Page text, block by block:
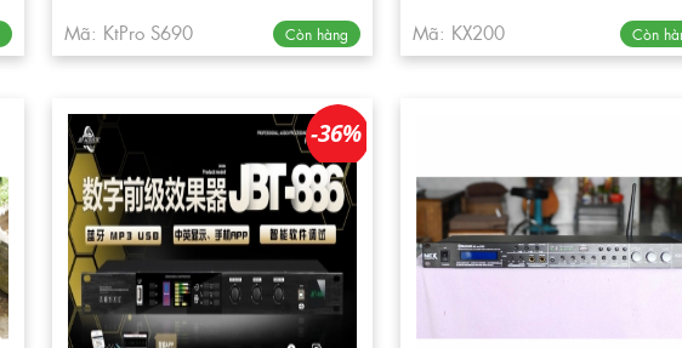
Mã: KtPro S690
Còn hàng
Mã: KX200
Còn
-36%